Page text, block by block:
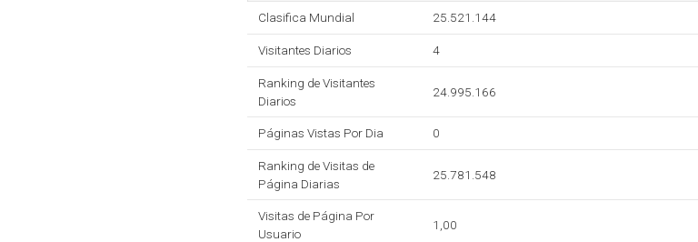
Clasifica Mundial 25.521.144
Visitantes Diarios 4
Ranking de Visitantes
Diarios
24.995.166
Páginas Vistas Por Dia 0
Ranking de Visitas de
Página Diarias
25.781.548
Visitas de Página Por
Usuario
1,00